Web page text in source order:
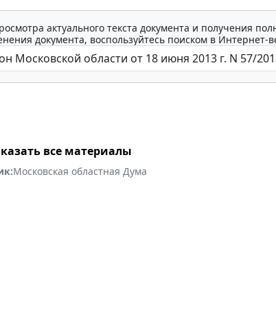
актуального текста документа и получения
документа, воспользуйтесь поиском в Интернет-
все материалы
Московская областная Дума